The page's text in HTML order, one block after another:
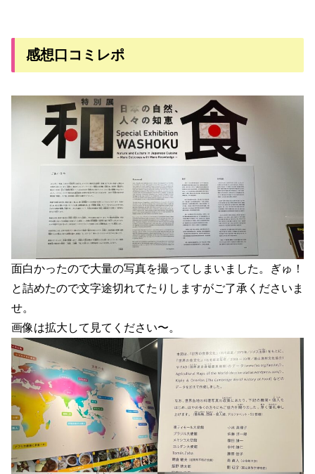
感想口コミレポ
面白かったので大量の写真を撮ってしまいました。ぎゅ！
と詰めたので文字途切れてたりしますがご了承くださいま
せ。
画像は拡大して見てください〜。